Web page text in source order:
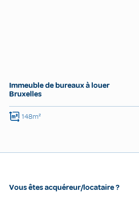
Immeuble de bureaux à louer
Bruxelles
148m²
Vous êtes acquéreur/locataire ?